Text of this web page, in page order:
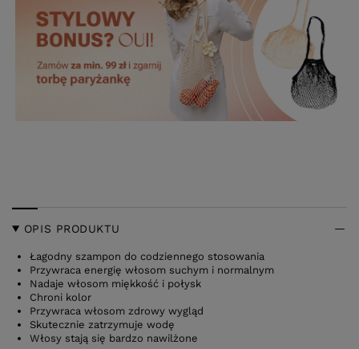
OPIS PRODUKTU
Łagodny szampon do codziennego stosowania
Przywraca energię włosom suchym i normalnym
Nadaje włosom miękkość i połysk
Chroni kolor
Przywraca włosom zdrowy wygląd
Skutecznie zatrzymuje wodę
Włosy stają się bardzo nawilżone